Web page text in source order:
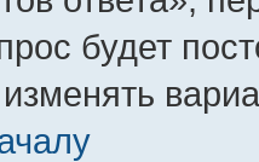
будет